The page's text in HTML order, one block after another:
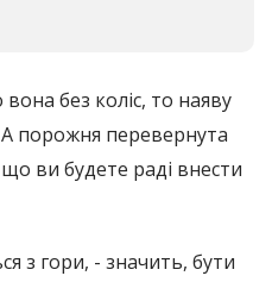
без коліс, то наяву
порожня перевернута
ви будете раді внести
з гори, - значить, бути